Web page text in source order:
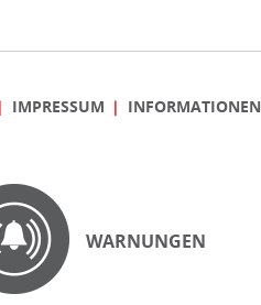
IMPRESSUM INFORMATIONEN
WARNUNGEN